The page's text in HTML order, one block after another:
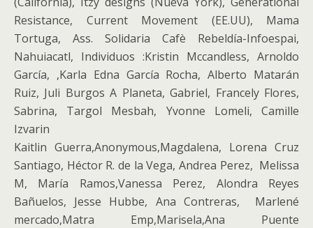
Resistance, Current Movement (EE.UU), Mama
Tortuga, Ass. Solidaria Cafè Rebeldía-Infoespai,
Nahuiacatl, Individuos :Kristin Mccandless, Arnoldo
García, ,Karla Edna García Rocha, Alberto Matarán
Ruiz, Juli Burgos A Planeta, Gabriel, Francely Flores,
Sabrina, Targol Mesbah, Yvonne Lomeli, Camille
Izvarin
Kaitlin Guerra,Anonymous,Magdalena, Lorena Cruz
Santiago, Héctor R. de la Vega, Andrea Perez, Melissa
M, María Ramos,Vanessa Perez, Alondra Reyes
Bañuelos, Jesse Hubbe, Ana Contreras, Marlené
mercado,Matra Emp,Marisela,Ana Puente